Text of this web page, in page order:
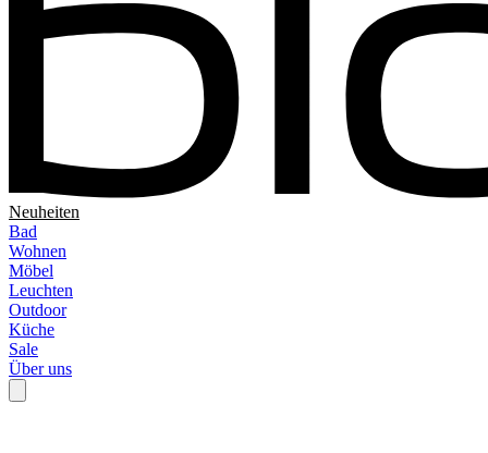
Neuheiten
Bad
Wohnen
Möbel
Leuchten
Outdoor
Küche
Sale
Über uns